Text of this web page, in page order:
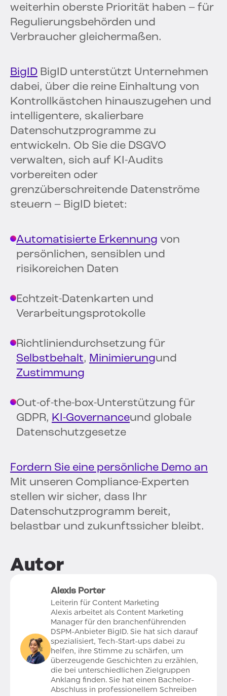
weiterhin oberste Priorität haben – für
Regulierungsbehörden und
Verbraucher gleichermaßen.
BigID BigID unterstützt Unternehmen
dabei, über die reine Einhaltung von
Kontrollkästchen hinauszugehen und
intelligentere, skalierbare
Datenschutzprogramme zu
entwickeln. Ob Sie die DSGVO
verwalten, sich auf KI-Audits
vorbereiten oder
grenzüberschreitende Datenströme
steuern – BigID bietet:
Automatisierte Erkennung von
persönlichen, sensiblen und
risikoreichen Daten
Echtzeit-Datenkarten und
Verarbeitungsprotokolle
Richtliniendurchsetzung für
Selbstbehalt, Minimierungund
Zustimmung
Out-of-the-box-Unterstützung für
GDPR, KI-Governanceund globale
Datenschutzgesetze
Fordern Sie eine persönliche Demo an
Mit unseren Compliance-Experten
stellen wir sicher, dass Ihr
Datenschutzprogramm bereit,
belastbar und zukunftssicher bleibt.
Autor
Alexis Porter
Leiterin für Content Marketing
Alexis arbeitet als Content Marketing
Manager für den branchenführenden
DSPM-Anbieter BigID. Sie hat sich darauf
spezialisiert, Tech-Start-ups dabei zu
helfen, ihre Stimme zu schärfen, um
überzeugende Geschichten zu erzählen,
die bei unterschiedlichen Zielgruppen
Anklang finden. Sie hat einen Bachelor-
Abschluss in professionellem Schreiben